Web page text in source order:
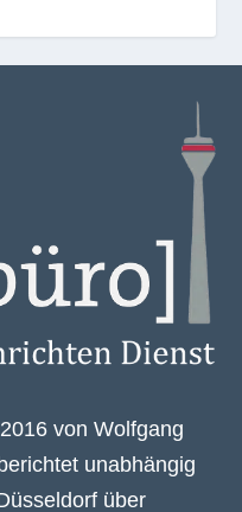
von Wolfgang
unabhängig
über